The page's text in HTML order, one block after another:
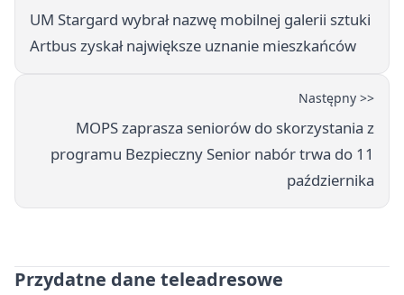
UM Stargard wybrał nazwę mobilnej galerii sztuki
Artbus zyskał największe uznanie mieszkańców
Następny >>
MOPS zaprasza seniorów do skorzystania z
programu Bezpieczny Senior nabór trwa do 11
października
Przydatne dane teleadresowe